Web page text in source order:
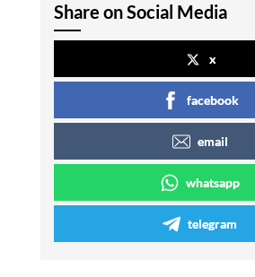
Share on Social Media
x
facebook
email
whatsapp
telegram